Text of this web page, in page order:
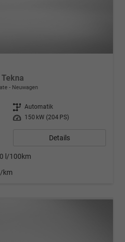
Tekna
Neuwagen
Getriebe Automatik
Leistung 150 kW (204 PS)
Details
l/100km
km